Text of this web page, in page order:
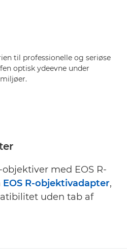
til professionelle og seriøse
optisk ydeevne under
objektiver med EOS R-
EOS R-objektivadapter,
uden tab af